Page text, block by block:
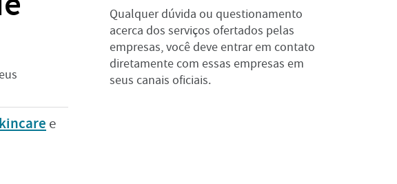
e
Qualquer dúvida ou questionamento
acerca dos serviços ofertados pelas
empresas, você deve entrar em contato
diretamente com essas empresas em
seus canais oficiais.